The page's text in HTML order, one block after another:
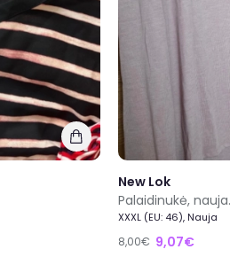
New Lok
XXXL (EU: 46), Nauja
8,00€ 9,07€